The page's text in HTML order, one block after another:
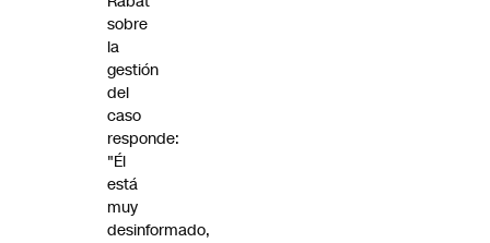
sobre
la
gestión
del
caso
responde:
"Él
está
muy
desinformado,